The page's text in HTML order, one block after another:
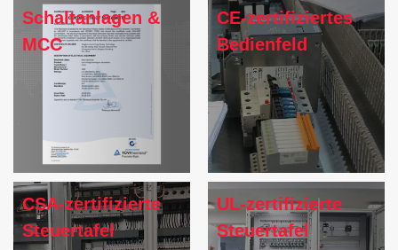
Schaltanlagen &
MCC
CE-zertifiziertes
Bedienfeld
CSA-zertifizierte
Steuertafel
UL-zertifizierte
Steuertafel